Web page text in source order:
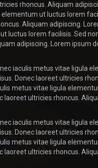
rhoncus. Aliquam
ut luctus lorem
Aliquam adipiscing.
luctus lorem facilisis. Sed
adipiscing. Lorem ipsum
iaculis metus vitae ligula
Donec laoreet ultricies
metus vitae ligula
ultricies rhoncus.
iaculis metus vitae ligula
Donec laoreet ultricies
metus vitae ligula
ultricies rhoncus.